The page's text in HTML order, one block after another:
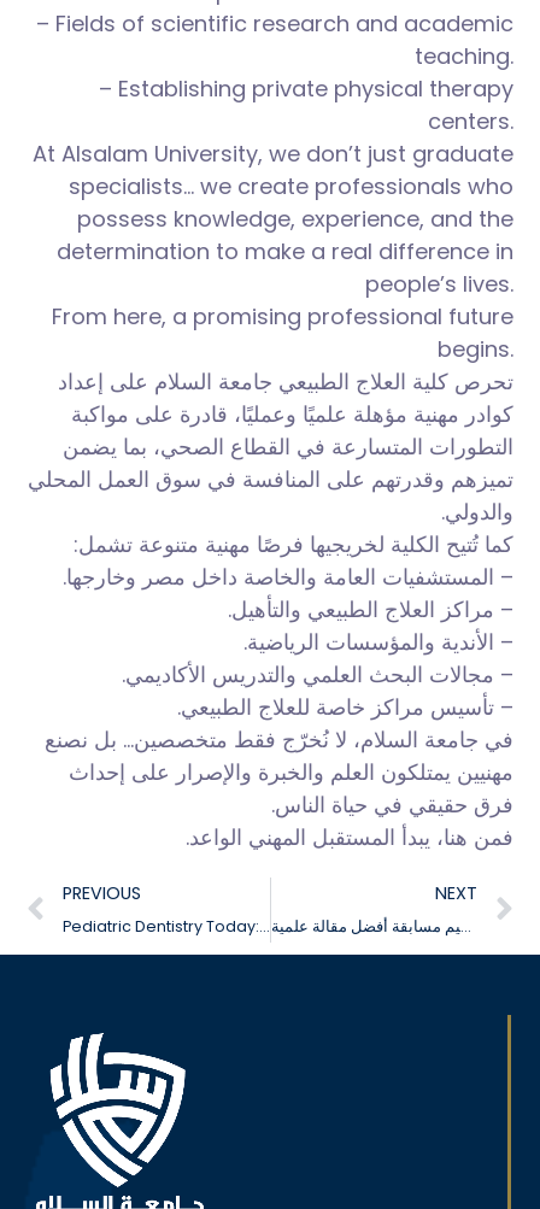
– Fields of scientific research and academic
teaching.
– Establishing private physical therapy
centers.
At Alsalam University, we don’t just graduate
specialists… we create professionals who
possess knowledge, experience, and the
determination to make a real difference in
people’s lives.
From here, a promising professional future
begins.
تحرص كلية العلاج الطبيعي جامعة السلام على إعداد
كوادر مهنية مؤهلة علميًا وعمليًا، قادرة على مواكبة
التطورات المتسارعة في القطاع الصحي، بما يضمن
تميزهم وقدرتهم على المنافسة في سوق العمل المحلي
والدولي.
كما تُتيح الكلية لخريجيها فرصًا مهنية متنوعة تشمل:
– المستشفيات العامة والخاصة داخل مصر وخارجها.
– مراكز العلاج الطبيعي والتأهيل.
– الأندية والمؤسسات الرياضية.
– مجالات البحث العلمي والتدريس الأكاديمي.
– تأسيس مراكز خاصة للعلاج الطبيعي.
في جامعة السلام، لا نُخرّج فقط متخصصين… بل نصنع
مهنيين يمتلكون العلم والخبرة والإصرار على إحداث
فرق حقيقي في حياة الناس.
فمن هنا، يبدأ المستقبل المهني الواعد.
PREVIOUS
Pediatric Dentistry Today: Challenges and Clinical Solutions فعااليات اليوم العلمي
NEXT
تنظيم مسابقة أفضل مقالة علمية